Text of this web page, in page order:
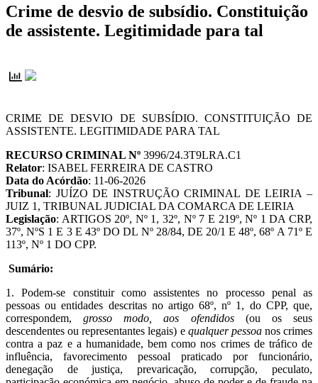
Crime de desvio de subsídio. Constituição
de assistente. Legitimidade para tal
CRIME DE DESVIO DE SUBSÍDIO. CONSTITUIÇÃO DE
ASSISTENTE. LEGITIMIDADE PARA TAL
RECURSO CRIMINAL Nº 3996/24.3T9LRA.C1
Relator: ISABEL FERREIRA DE CASTRO
Data do Acórdão: 11-06-2026
Tribunal: JUÍZO DE INSTRUÇÃO CRIMINAL DE LEIRIA –
JUIZ 1, TRIBUNAL JUDICIAL DA COMARCA DE LEIRIA
Legislação: ARTIGOS 20º, Nº 1, 32º, Nº 7 E 219º, Nº 1 DA CRP,
37º, NºS 1 E 3 E 43º DO DL Nº 28/84, DE 20/1 E 48º, 68º A 71º E
113º, Nº 1 DO CPP.
Sumário:
1. Podem-se constituir como assistentes no processo penal as
pessoas ou entidades descritas no artigo 68º, nº 1, do CPP, que,
correspondem,grosso modo, aos ofendidos(ou os seus
descendentes ou representantes legais) e qualquer pessoanos crimes
contra a paz e a humanidade, bem como nos crimes de tráfico de
influência, favorecimento pessoal praticado por funcionário,
denegação de justiça, prevaricação, corrupção, peculato,